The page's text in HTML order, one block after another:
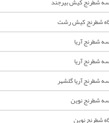
شطرنج کیش رشت
شطرنج آریا
شطرنج آریا
شطرنج آريا گلشهر
شطرنج نوين
شطرنج نوین